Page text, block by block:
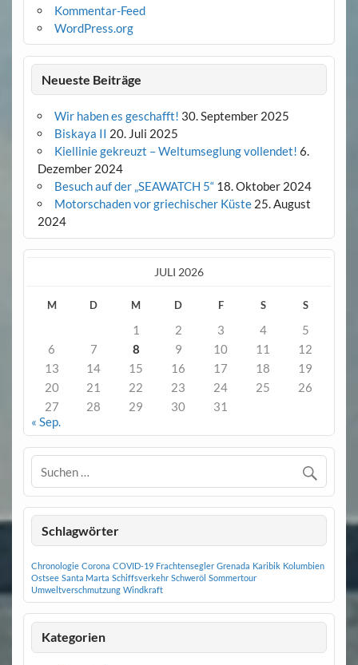
Kommentar-Feed
WordPress.org
Neueste Beiträge
Wir haben es geschafft! 30. September 2025
Biskaya II 20. Juli 2025
Kiellinie gekreuzt – Weltumseglung vollendet! 6.
Dezember 2024
Besuch auf der „SEAWATCH 5“ 18. Oktober 2024
Motorschaden vor griechischer Küste 25. August
2024
JULI 2026
M D M D F S S
1 2 3 4
5
6
7 8 9 10 11
12
13
14 15 16 17 18
19
20
21 22 23 24 25
26
27
28 29 30
31
« Sep.
Schlagwörter
Chronologie Corona COVID-19 Frachtensegler Grenada Karibik Kolumbien
Ostsee Santa Marta Schiffsverkehr Schweröl Sommertour
Umweltverschmutzung Windkraft
Kategorien